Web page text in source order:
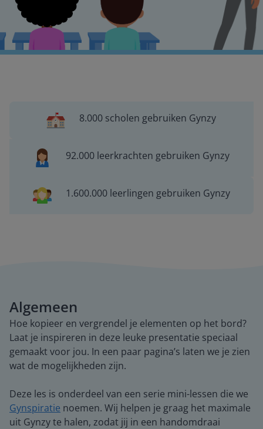
8.000 scholen gebruiken Gynzy
92.000 leerkrachten gebruiken Gynzy
1.600.000 leerlingen gebruiken Gynzy
Algemeen
Hoe kopieer en vergrendel je elementen op het bord?
Laat je inspireren in deze leuke presentatie speciaal
gemaakt voor jou. In een paar pagina’s laten we je zien
wat de mogelijkheden zijn.
Deze les is onderdeel van een serie mini-lessen die we
Gynspiratie noemen. Wij helpen je graag het maximale
uit Gynzy te halen, zodat jij in een handomdraai